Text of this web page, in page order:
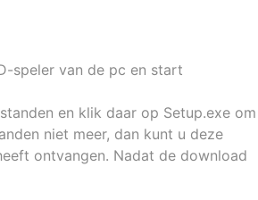
speler van de pc en start
en klik daar op Setup.exe om
niet meer, dan kunt u deze
ontvangen. Nadat de download